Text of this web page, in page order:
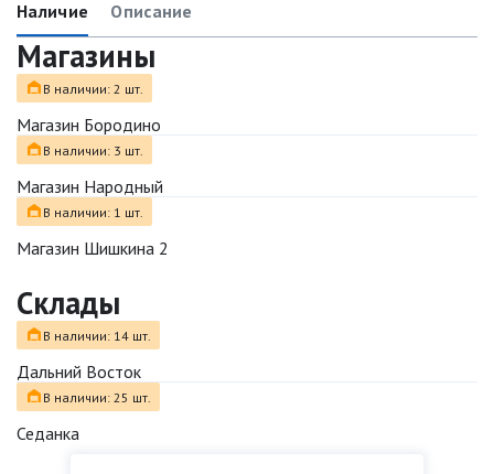
Наличие Описание
Магазины
В наличии: 2 шт.
Магазин Бородино
В наличии: 3 шт.
Магазин Народный
В наличии: 1 шт.
Магазин Шишкина 2
Склады
В наличии: 14 шт.
Дальний Восток
В наличии: 25 шт.
Седанка